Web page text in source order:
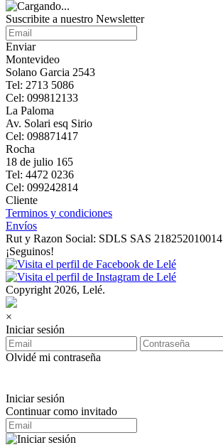
Suscribite a nuestro Newsletter
Enviar
Montevideo
Solano Garcia 2543
Tel: 2713 5086
Cel: 099812133
La Paloma
Av. Solari esq Sirio
Cel: 098871417
Rocha
18 de julio 165
Tel: 4472 0236
Cel: 099242814
Cliente
Terminos y condiciones
Envíos
Rut y Razon Social: SDLS SAS 218252010014
¡Seguinos!
Copyright 2026, Lelé.
×
Iniciar sesión
Olvidé mi contraseña
Iniciar sesión
Continuar como invitado